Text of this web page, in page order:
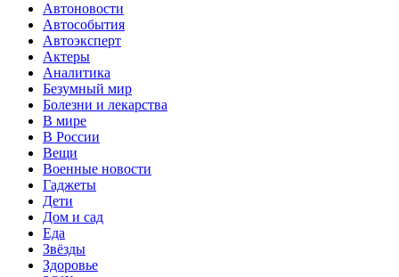
Автоновости
Автособытия
Автоэксперт
Актеры
Аналитика
Безумный мир
Болезни и лекарства
В мире
В России
Вещи
Военные новости
Гаджеты
Дети
Дом и сад
Еда
Звёзды
Здоровье